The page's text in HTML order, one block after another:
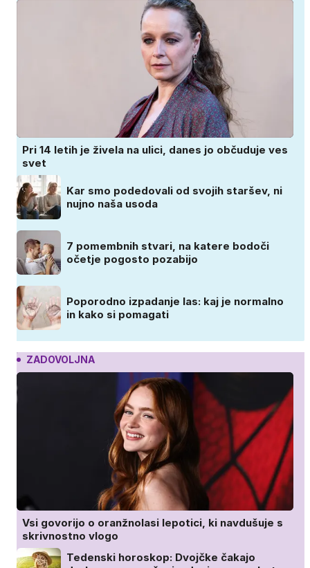
Pri 14 letih je živela na ulici, danes jo občuduje ves
svet
Kar smo podedovali od svojih staršev, ni
nujno naša usoda
7 pomembnih stvari, na katere bodoči
očetje pogosto pozabijo
Poporodno izpadanje las: kaj je normalno
in kako si pomagati
ZADOVOLJNA
Vsi govorijo o oranžnolasi lepotici, ki navdušuje s
skrivnostno vlogo
Tedenski horoskop: Dvojčke čakajo